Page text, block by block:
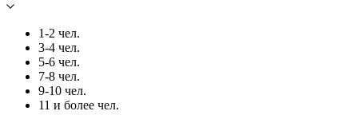
1-2 чел.
3-4 чел.
5-6 чел.
7-8 чел.
9-10 чел.
11 и более чел.